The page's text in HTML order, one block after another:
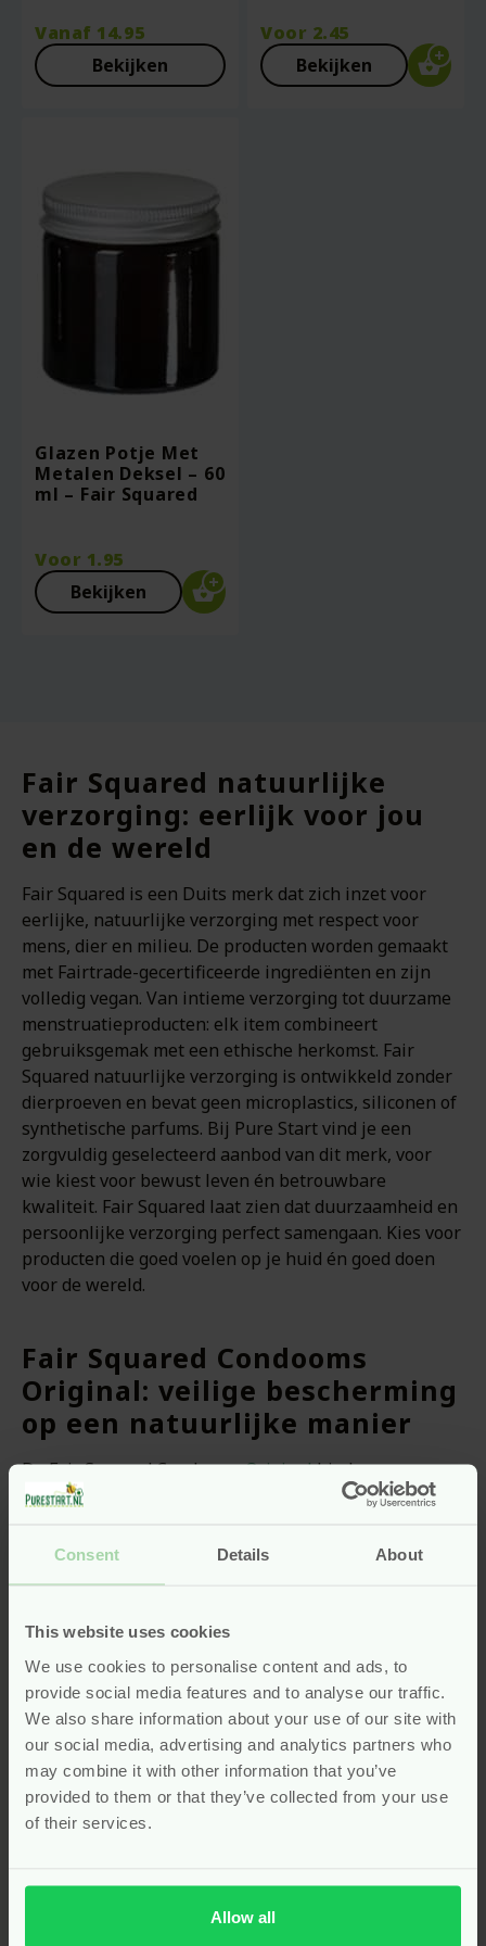
Consent Details About
This website uses cookies
We use cookies to personalise content and ads, to
provide social media features and to analyse our traffic.
We also share information about your use of our site with
our social media, advertising and analytics partners who
may combine it with other information that you’ve
provided to them or that they’ve collected from your use
of their services.
Allow all
Vanaf 14.95
Bekijken
Voor 2.45
Bekijken
Glazen Potje Met
Metalen Deksel – 60
ml – Fair Squared
Voor 1.95
Bekijken
Fair Squared natuurlijke
verzorging: eerlijk voor jou
en de wereld
Fair Squared is een Duits merk dat zich inzet voor
eerlijke, natuurlijke verzorging met respect voor
mens, dier en milieu. De producten worden gemaakt
met Fairtrade-gecertificeerde ingrediënten en zijn
volledig vegan. Van intieme verzorging tot duurzame
menstruatieproducten: elk item combineert
gebruiksgemak met een ethische herkomst. Fair
Squared natuurlijke verzorging is ontwikkeld zonder
dierproeven en bevat geen microplastics, siliconen of
synthetische parfums. Bij Pure Start vind je een
zorgvuldig geselecteerd aanbod van dit merk, voor
wie kiest voor bewust leven én betrouwbare
kwaliteit. Fair Squared laat zien dat duurzaamheid en
persoonlijke verzorging perfect samengaan. Kies voor
producten die goed voelen op je huid én goed doen
voor de wereld.
Fair Squared Condooms
Original: veilige bescherming
op een natuurlijke manier
De Fair Squared CondoomsOriginalbieden
betrouwbare bescherming tijdens seks, zonder
Deze condooms zijn gemaakt van Fairtrade
en volledig vegan. Dankzij de natuurlijke latex voelen
Squared natuurlijke verzorging staat voor producten
die eerlijk geproduceerd zijn, zonder schadelijke
toevoegingen. Deze Original-condooms zijn geurloos,
smaakloos en vrij van spermadodende middelen. Je
kiest hiermee voor bescherming die goed is voor jou
én voor de makers. Het zijn condooms die doen wat ze
moeten doen, op een verantwoorde manier. Met Fair
gezondheid en je waarden.